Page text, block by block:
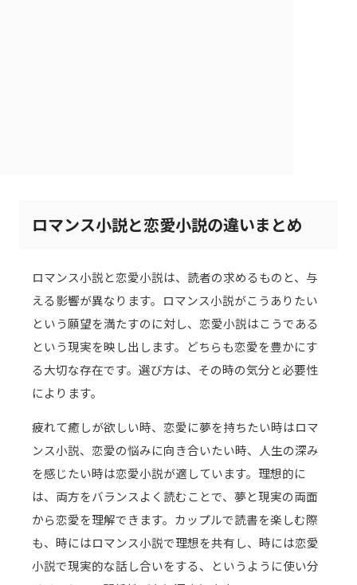
ロマンス小説と恋愛小説の違いまとめ
ロマンス小説と恋愛小説は、読者の求めるものと、与
える影響が異なります。ロマンス小説がこうありたい
という願望を満たすのに対し、恋愛小説はこうである
という現実を映し出します。どちらも恋愛を豊かにす
る大切な存在です。選び方は、その時の気分と必要性
によります。
疲れて癒しが欲しい時、恋愛に夢を持ちたい時はロマ
ンス小説、恋愛の悩みに向き合いたい時、人生の深み
を感じたい時は恋愛小説が適しています。理想的に
は、両方をバランスよく読むことで、夢と現実の両面
から恋愛を理解できます。カップルで読書を楽しむ際
も、時にはロマンス小説で理想を共有し、時には恋愛
小説で現実的な話し合いをする、というように使い分